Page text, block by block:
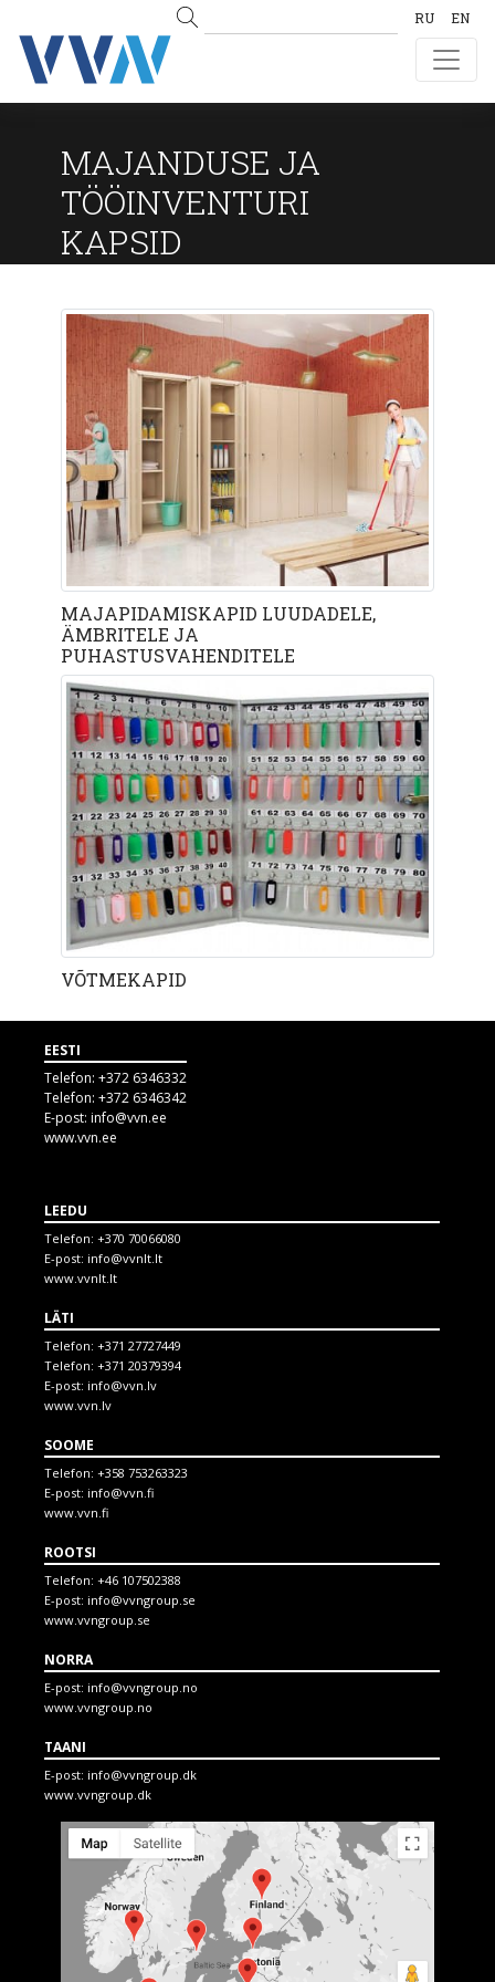
RU EN
MAJANDUSE JA
TÖÖINVENTURI
KAPSID
MAJAPIDAMISKAPID LUUDADELE,
ÄMBRITELE JA
PUHASTUSVAHENDITELE
VÕTMEKAPID
EESTI
Telefon: +372 6346332
Telefon: +372 6346342
E-post: info@vvn.ee
www.vvn.ee
LEEDU
Telefon: +370 70066080
E-post: info@vvnlt.lt
www.vvnlt.lt
LÄTI
Telefon: +371 27727449
Telefon: +371 20379394
E-post: info@vvn.lv
www.vvn.lv
SOOME
Telefon: +358 753263323
E-post: info@vvn.fi
www.vvn.fi
ROOTSI
Telefon: +46 107502388
E-post: info@vvngroup.se
www.vvngroup.se
NORRA
E-post: info@vvngroup.no
www.vvngroup.no
TAANI
E-post: info@vvngroup.dk
www.vvngroup.dk